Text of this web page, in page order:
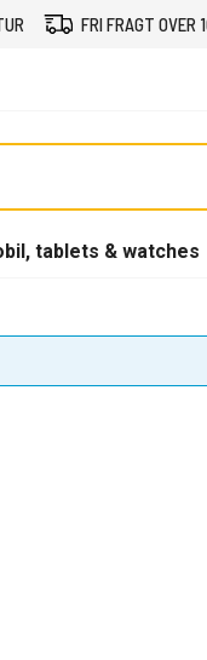
FRI FRAGT OVER
tablets & watches